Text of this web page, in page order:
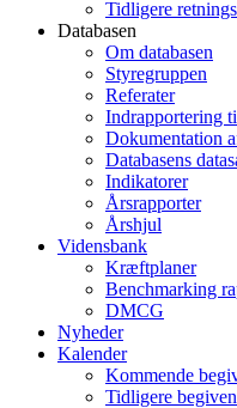
Tidligere
Databasen
Om databasen
Styregruppen
Referater
Indrapportering
Dokumentation
Databasens
Indikatorer
Årsrapporter
Årshjul
Vidensbank
Kræftplaner
Benchmarking
DMCG
Nyheder
Kalender
Kommende
Tidligere